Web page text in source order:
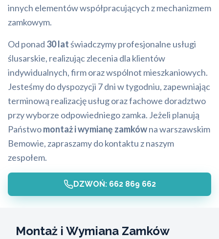
innych elementów współpracujących z mechanizmem
zamkowym.
Od ponad 30 latświadczymy profesjonalne usługi
ślusarskie, realizując zlecenia dla klientów
indywidualnych, firm oraz wspólnot mieszkaniowych.
Jesteśmy do dyspozycji 7 dni w tygodniu, zapewniając
terminową realizację usług oraz fachowe doradztwo
przy wyborze odpowiedniego zamka. Jeżeli planują
Państwomontaż i wymianę zamkówna warszawskim
Bemowie, zapraszamy do kontaktu z naszym
zespołem.
DZWOŃ: 662 869 662
Montaż i Wymiana Zamków